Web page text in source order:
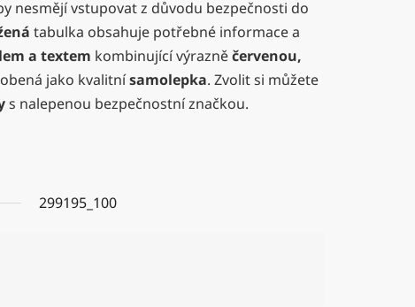
nesmějí vstupovat z důvodu bezpečnosti do
tabulka obsahuje potřebné informace a
a textem kombinující výrazněčervenou,
jako kvalitnísamolepka. Zvolit si můžete
s nalepenou bezpečnostní značkou.
299195_100